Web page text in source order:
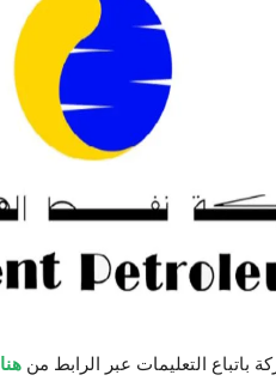
التعليمات عبر الرابط من هنا